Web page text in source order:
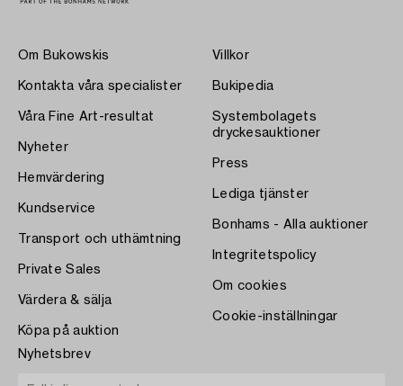
Om Bukowskis
Kontakta våra specialister
Våra Fine Art-resultat
Nyheter
Hemvärdering
Kundservice
Transport och uthämtning
Private Sales
Värdera & sälja
Köpa på auktion
Villkor
Bukipedia
Systembolagets
dryckesauktioner
Press
Lediga tjänster
Bonhams - Alla auktioner
Integritetspolicy
Om cookies
Cookie-inställningar
Nyhetsbrev